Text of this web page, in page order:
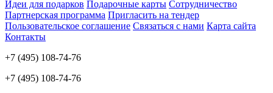
Идеи для подарков Подарочные карты Сотрудничество
Партнерская программа Пригласить на тендер
Пользовательское соглашение Связаться с нами Карта сайта
Контакты
+7 (495) 108-74-76
+7 (495) 108-74-76